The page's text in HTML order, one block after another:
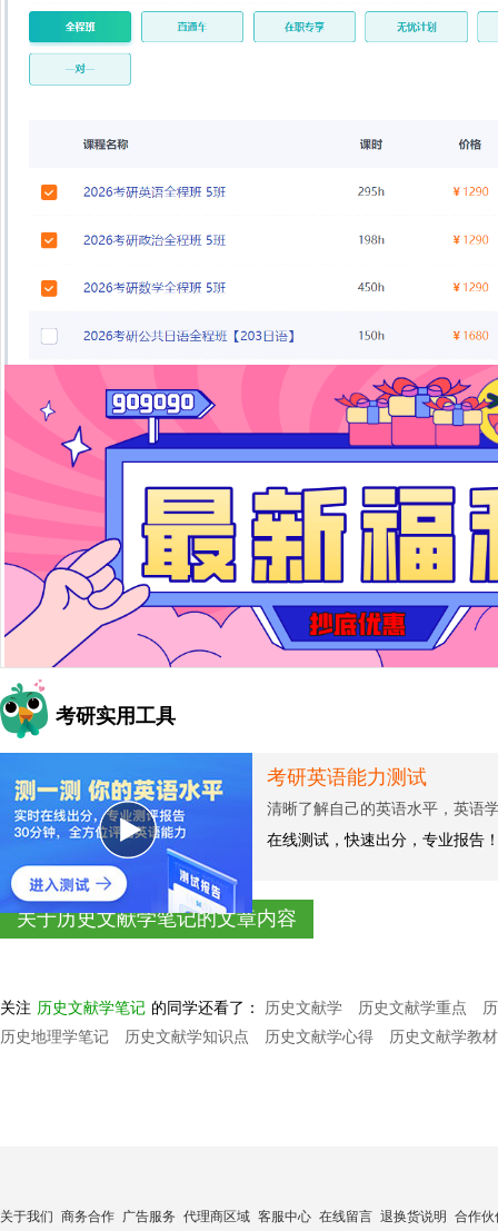
考研实用工具
考研英语能力测试
清晰了解自己的英语水平，英语
在线测试，快速出分，专业报告
关于历史文献学笔记的文章内容
关注 历史文献学笔记 的同学还看了： 历史文献学 历史文献学重点
历史地理学笔记
历史文献学知识点 历史文献学心得 历史文献学教材
关于我们 商务合作 广告服务 代理商区域 客服中心 在线留言 退换货说明 合作伙